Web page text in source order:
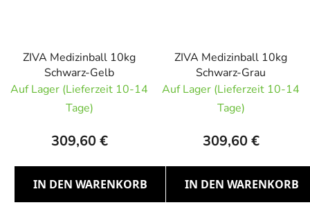
ZIVA Medizinball 10kg
Schwarz-Gelb
Auf Lager (Lieferzeit 10-14
Tage)
309,60 €
IN DEN WARENKORB
ZIVA Medizinball 10kg
Schwarz-Grau
Auf Lager (Lieferzeit 10-14
Tage)
309,60 €
IN DEN WARENKORB